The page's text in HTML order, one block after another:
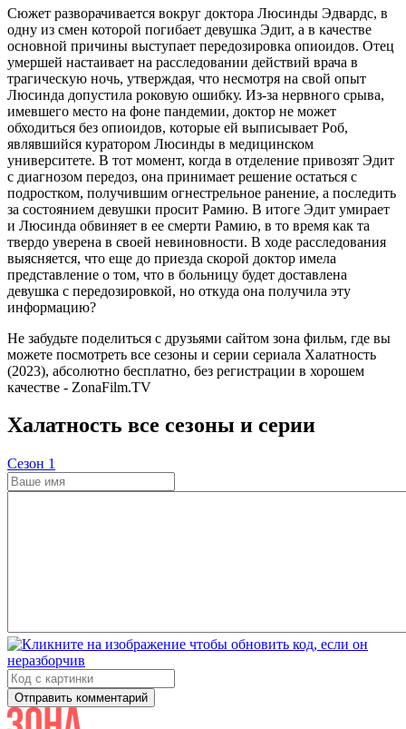
Сюжет разворачивается вокруг доктора Люсинды Эдвардс, в
одну из смен которой погибает девушка Эдит, а в качестве
основной причины выступает передозировка опиоидов. Отец
умершей настаивает на расследовании действий врача в
трагическую ночь, утверждая, что несмотря на свой опыт
Люсинда допустила роковую ошибку. Из-за нервного срыва,
имевшего место на фоне пандемии, доктор не может
обходиться без опиоидов, которые ей выписывает Роб,
являвшийся куратором Люсинды в медицинском
университете. В тот момент, когда в отделение привозят Эдит
с диагнозом передоз, она принимает решение остаться с
подростком, получившим огнестрельное ранение, а последить
за состоянием девушки просит Рамию. В итоге Эдит умирает
и Люсинда обвиняет в ее смерти Рамию, в то время как та
твердо уверена в своей невиновности. В ходе расследования
выясняется, что еще до приезда скорой доктор имела
представление о том, что в больницу будет доставлена
девушка с передозировкой, но откуда она получила эту
информацию?
Не забудьте поделиться с друзьями сайтом зона фильм, где вы
можете посмотреть все сезоны и серии сериала Халатность
(2023), абсолютно бесплатно, без регистрации в хорошем
качестве - ZonaFilm.TV
Халатность все сезоны и серии
Cезон 1
Отправить комментарий